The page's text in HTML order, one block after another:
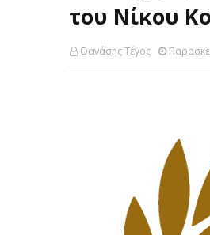
του Νίκου
Θανάσης Τέγος